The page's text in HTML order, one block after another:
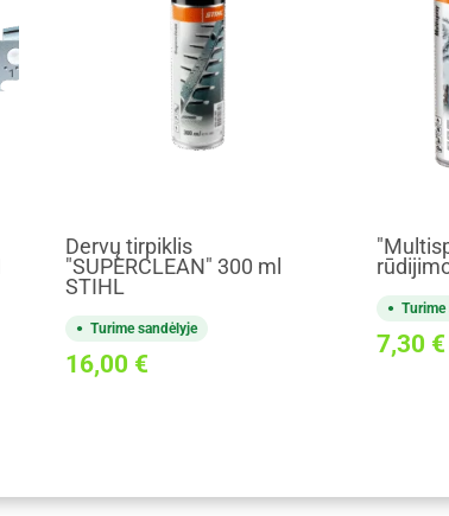
Dervų tirpiklis
"SUPERCLEAN" 300 ml
STIHL
Turime sandėlyje
16,00 €
Turime
7,30 €